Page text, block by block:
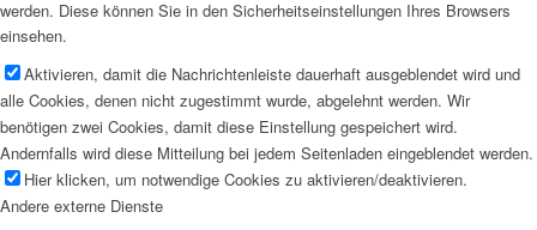
werden. Diese können Sie in den Sicherheitseinstellungen Ihres Browsers
einsehen.
Aktivieren, damit die Nachrichtenleiste dauerhaft ausgeblendet wird und
alle Cookies, denen nicht zugestimmt wurde, abgelehnt werden. Wir
benötigen zwei Cookies, damit diese Einstellung gespeichert wird.
Andernfalls wird diese Mitteilung bei jedem Seitenladen eingeblendet werden.
Hier klicken, um notwendige Cookies zu aktivieren/deaktivieren.
Andere externe Dienste